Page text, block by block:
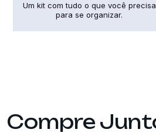
Um kit com tudo o que você precisa
para se organizar.